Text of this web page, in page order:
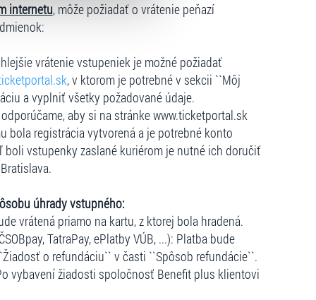
internetu, môže požiadať o vrátenie peňazí
vrátenie vstupeniek je možné požiadať
, v ktorom je potrebné v sekcii ``Môj
a vyplniť všetky požadované údaje.
aby si na stránke www.ticketportal.sk
bola registrácia vytvorená a je potrebné konto
vstupenky zaslané kuriérom je nutné ich doručiť
úhrady vstupného:
vrátená priamo na kartu, z ktorej bola hradená.
TatraPay, ePlatby VÚB, ...): Platba bude
o refundáciu`` v časti ``Spôsob refundácie``.
vybavení žiadosti spoločnosť Benefit plus klientovi